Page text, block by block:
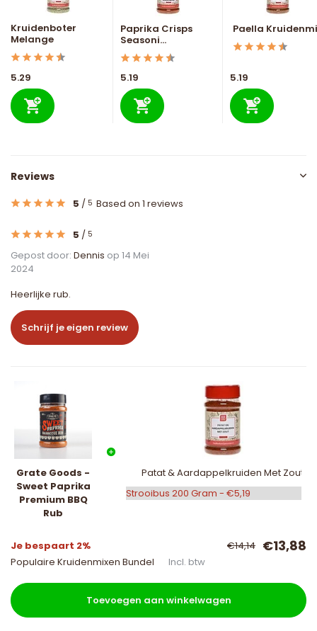
Kruidenboter
Melange
5.29
Paprika Crisps
Seasoni...
5.19
Paella
5.19
Reviews
5 / 5 Based on 1 reviews
5 / 5
Gepost door: Dennis op 14 Mei
2024
Heerlijke rub.
Schrijf je eigen review
Grate Goods -
Sweet Paprika
Premium BBQ
Rub
Patat & Aardappelkruiden Met Zout
Je bespaart 2% €14,14 €13,88
Populaire Kruidenmixen Bundel Incl. btw
Toevoegen aan winkelwagen